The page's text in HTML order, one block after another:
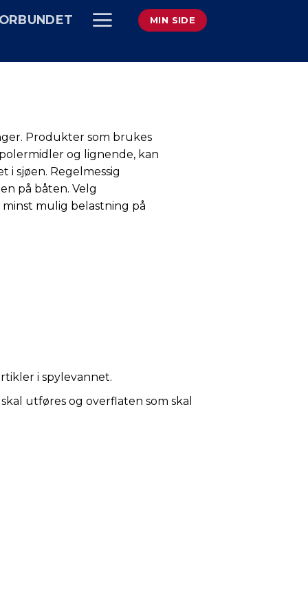
MIN SIDE
Produkter som brukes
og lignende, kan
i sjøen. Regelmessig
på båten. Velg
mulig belastning på
i spylevannet.
utføres og overflaten som skal